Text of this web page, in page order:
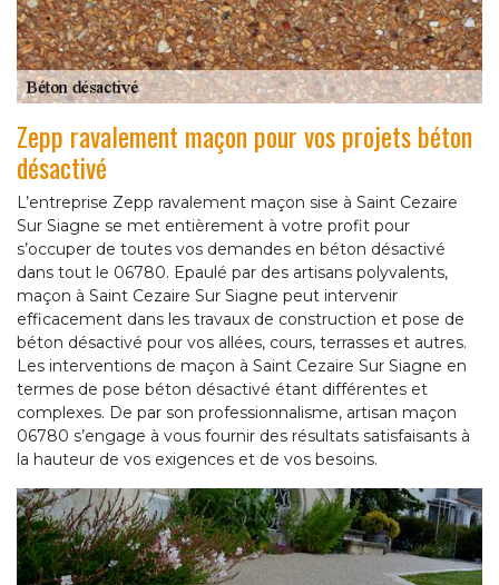
Zepp ravalement maçon pour vos projets béton
désactivé
L’entreprise Zepp ravalement maçon sise à Saint Cezaire
Sur Siagne se met entièrement à votre profit pour
s’occuper de toutes vos demandes en béton désactivé
dans tout le 06780. Epaulé par des artisans polyvalents,
maçon à Saint Cezaire Sur Siagne peut intervenir
efficacement dans les travaux de construction et pose de
béton désactivé pour vos allées, cours, terrasses et autres.
Les interventions de maçon à Saint Cezaire Sur Siagne en
termes de pose béton désactivé étant différentes et
complexes. De par son professionnalisme, artisan maçon
06780 s’engage à vous fournir des résultats satisfaisants à
la hauteur de vos exigences et de vos besoins.